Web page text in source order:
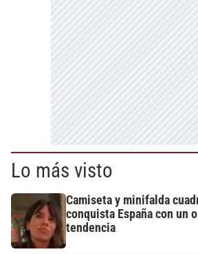
Lo más visto
Camiseta y minifalda
conquista España con un
tendencia